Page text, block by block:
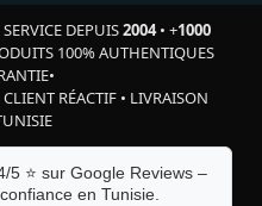
DEPUIS2004• +1000
100% AUTHENTIQUES
•
CLIENT RÉACTIF • LIVRAISON
5 ⭐ sur Google Reviews –
en Tunisie.